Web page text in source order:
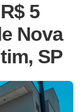
5
Nova
SP